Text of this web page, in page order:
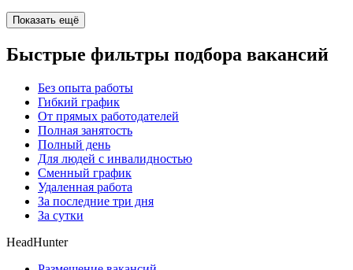
Показать ещё
Быстрые фильтры подбора вакансий
Без опыта работы
Гибкий график
От прямых работодателей
Полная занятость
Полный день
Для людей с инвалидностью
Сменный график
Удаленная работа
За последние три дня
За сутки
HeadHunter